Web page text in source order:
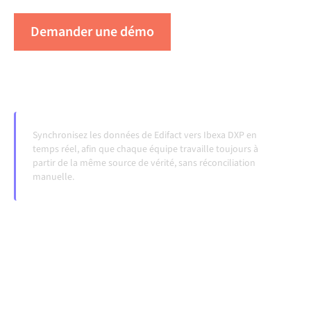
Demander une démo
Synchronisez les données de Edifact vers Ibexa DXP en
temps réel, afin que chaque équipe travaille toujours à
partir de la même source de vérité, sans réconciliation
manuelle.